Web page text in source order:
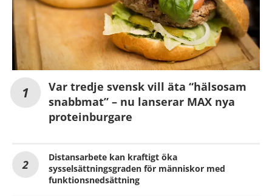
Var tredje svensk vill äta “hälsosam
snabbmat” – nu lanserar MAX nya
proteinburgare
Distansarbete kan kraftigt öka
sysselsättningsgraden för människor med
funktionsnedsättning